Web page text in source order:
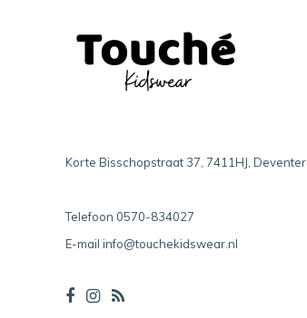
Korte Bisschopstraat 37, 7411HJ, Deventer
Telefoon 0570-834027
E-mail info@touchekidswear.nl